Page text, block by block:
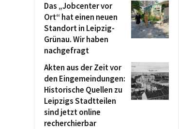
Das „Jobcenter vor
Ort“ hat einen neuen
Standort in Leipzig-
Grünau. Wir haben
nachgefragt
Akten aus der Zeit vor
den Eingemeindungen:
Historische Quellen zu
Leipzigs Stadtteilen
sind jetzt online
recherchierbar